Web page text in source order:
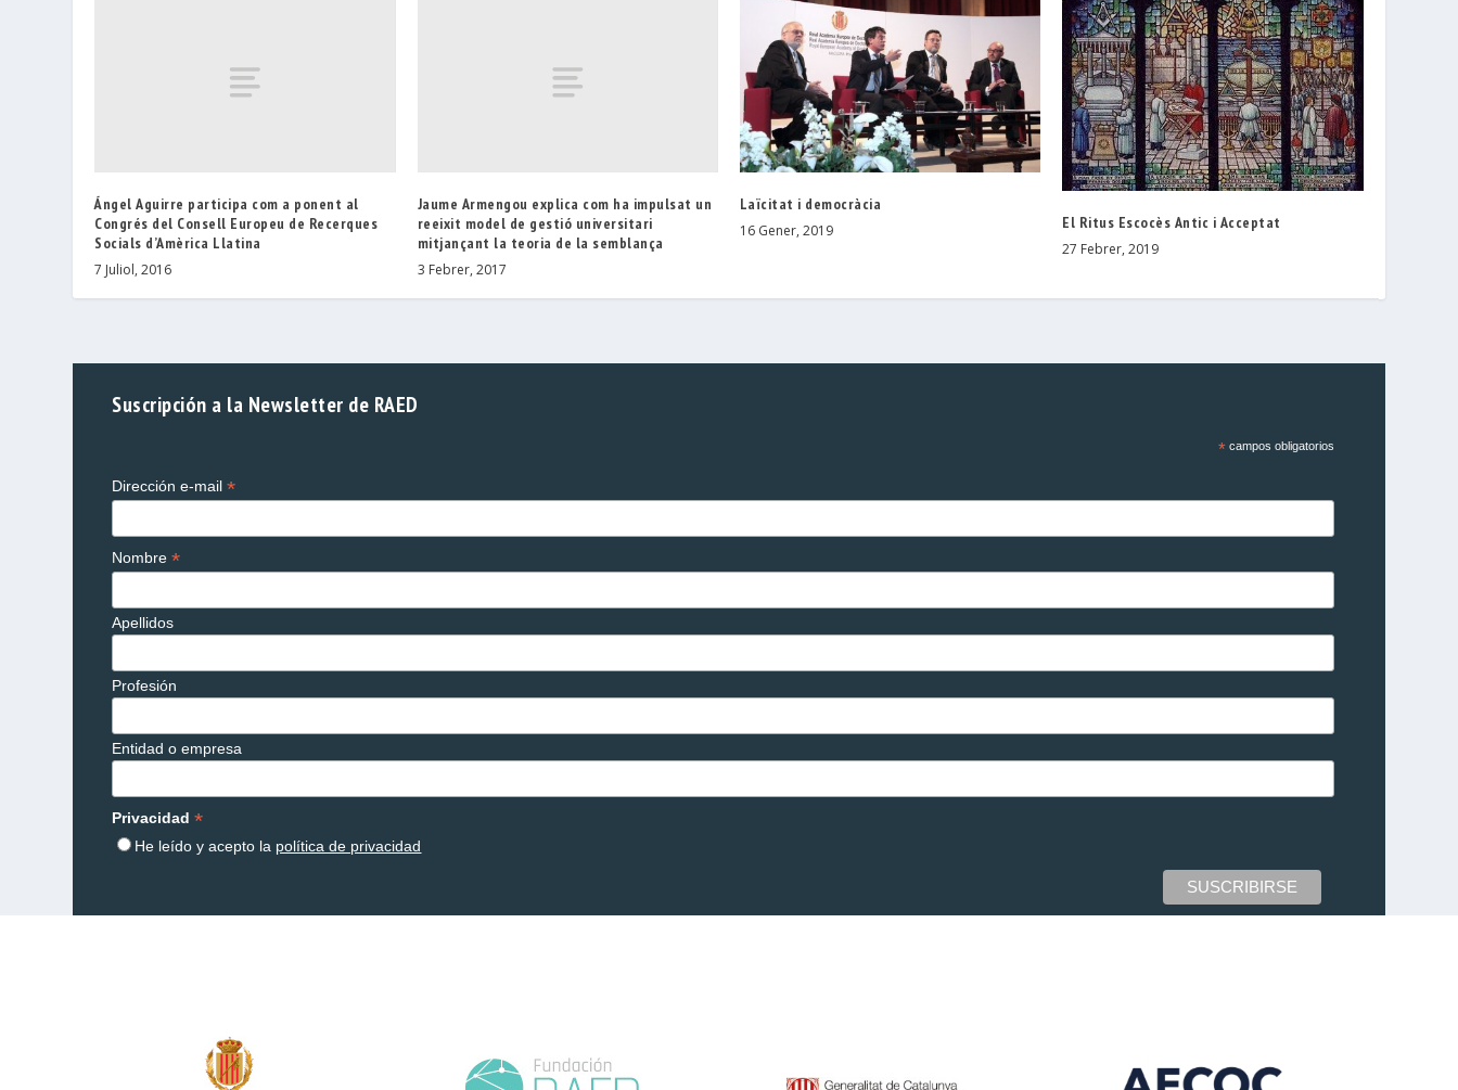
Ángel Aguirre participa com a ponent al
Congrés del Consell Europeu de Recerques
Socials d’Amèrica Llatina
7 Juliol, 2016
Jaume Armengou explica com ha impulsat un
reeixit model de gestió universitari
mitjançant la teoria de la semblança
3 Febrer, 2017
Laïcitat i democràcia
16 Gener, 2019 El Ritus Escocès Antic i Acceptat
27 Febrer, 2019
Suscripción a la Newsletter de RAED
*campos obligatorios
Dirección e-mail*
Nombre*
Apellidos
Profesión
Entidad o empresa
Privacidad*
He leído y acepto la política de privacidad